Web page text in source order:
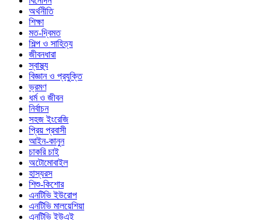
অর্থনীতি
শিক্ষা
মত-দ্বিমত
শিল্প ও সাহিত্য
জীবনধারা
স্বাস্থ্য
বিজ্ঞান ও প্রযুক্তি
ভ্রমণ
ধর্ম ও জীবন
নির্বাচন
সহজ ইংরেজি
প্রিয় প্রবাসী
আইন-কানুন
চাকরি চাই
অটোমোবাইল
হাস্যরস
শিশু-কিশোর
এনটিভি ইউরোপ
এনটিভি মালয়েশিয়া
এনটিভি ইউএই